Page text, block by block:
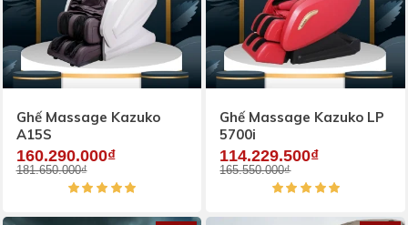
Ghế Massage Kazuko
A15S
160.290.000₫
181.650.000₫
Ghế Massage Kazuko LP
5700i
114.229.500₫
165.550.000₫